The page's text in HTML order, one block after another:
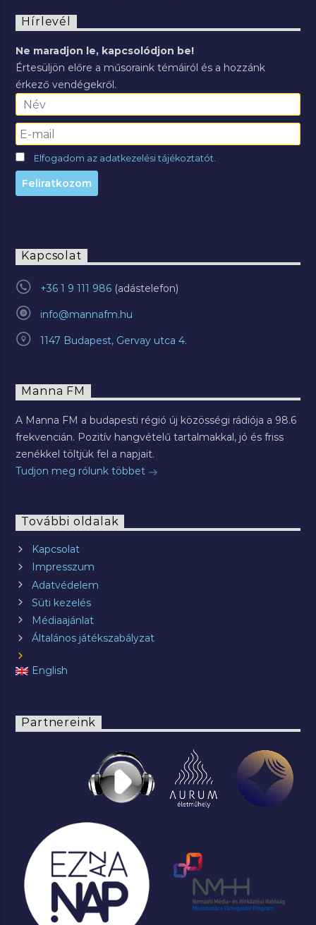
Hírlevél
Ne maradjon le, kapcsolódjon be!
Értesüljön előre a műsoraink témáiról és a hozzánk
érkező vendégekről.
Elfogadom az adatkezelési tájékoztatót.
Kapcsolat
+36 1 9 111 986
info@mannafm.hu
1147 Budapest, Gervay utca 4.
Manna FM
A Manna FM a budapesti régió új közösségi rádiója a 98.6
frekvencián. Pozitív hangvételű tartalmakkal, jó és friss
zenékkel töltjük fel a napjait.
Tudjon meg rólunk többet
További oldalak
Kapcsolat
Impresszum
Adatvédelem
Süti kezelés
Médiaajánlat
Általános játékszabályzat
English
Partnereink